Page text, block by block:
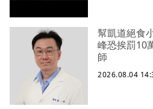
幫凱道絕食
峰恐挨罰10
師
2026.08.04